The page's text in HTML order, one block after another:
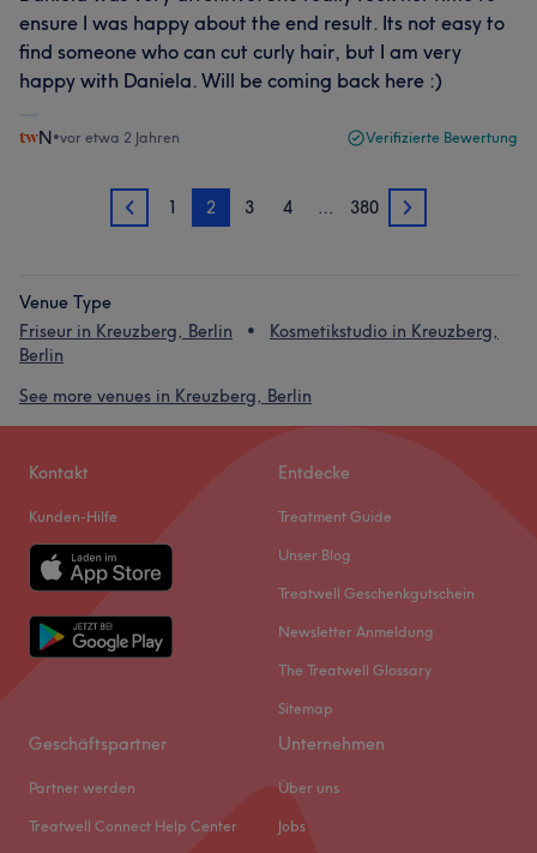
ensure I was happy about the end result. Its not easy to
find someone who can cut curly hair, but I am very
happy with Daniela. Will be coming back here :)
N•vor etwa 2 Jahren Verifizierte Bewertung
1 1 2 3 4 … 380 3
Venue Type
Friseur in Kreuzberg, Berlin
Kosmetikstudio in Kreuzberg,
Berlin
See more venues in Kreuzberg, Berlin
Kontakt
Kunden-Hilfe
Entdecke
Treatment Guide
Unser Blog
Treatwell Geschenkgutschein
Newsletter Anmeldung
The Treatwell Glossary
Sitemap
Geschäftspartner
Partner werden
Treatwell Connect Help Center
Unternehmen
Über uns
Jobs